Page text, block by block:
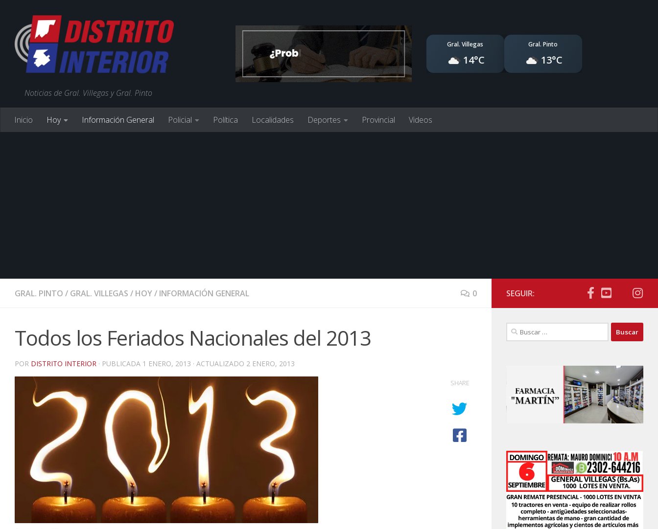
Noticias de Gral. Villegas y Gral. Pinto
Gral. Villegas
14°C
Gral. Pinto
13°C
Inicio Hoy Información General Policial Política Localidades Deportes Provincial Videos
GRAL. PINTO / GRAL. VILLEGAS / HOY/ INFORMACIÓN GENERAL 0
Todos los Feriados Nacionales del 2013
POR DISTRITO INTERIOR · PUBLICADA 1 ENERO, 2013 · ACTUALIZADO 2 ENERO, 2013
SHARE
SEGUIR:
Buscar: